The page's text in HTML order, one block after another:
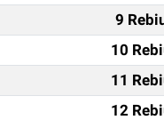
9
10
11
12